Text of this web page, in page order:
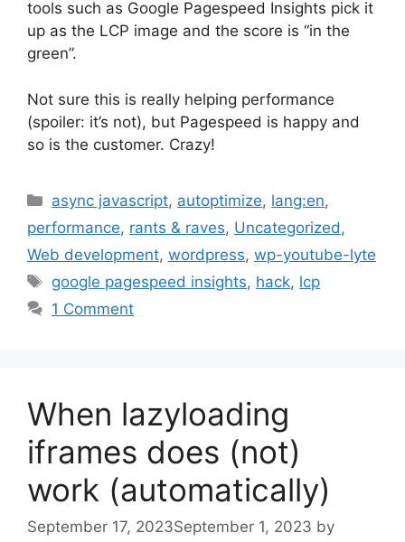
tools such as Google Pagespeed Insights pick it
up as the LCP image and the score is “in the
green”.
Not sure this is really helping performance
(spoiler: it’s not), but Pagespeed is happy and
so is the customer. Crazy!
Categories
async javascript, autoptimize, lang:en,
performance, rants & raves, Uncategorized ,
Web development, wordpress, wp-youtube-lyte
Tags
google pagespeed insights, hack, lcp
1 Comment
When lazyloading
iframes does (not)
work (automatically)
September 17, 2023September 1, 2023 by